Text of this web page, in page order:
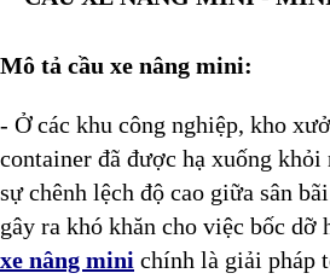
Mô tả cầu xe nâng mini:
- Ở các khu công nghiệp, kho
container đã được hạ xuống
sự chênh lệch độ cao giữa sân
gây ra khó khăn cho việc bốc dỡ
xe nâng mini chính là giải pháp